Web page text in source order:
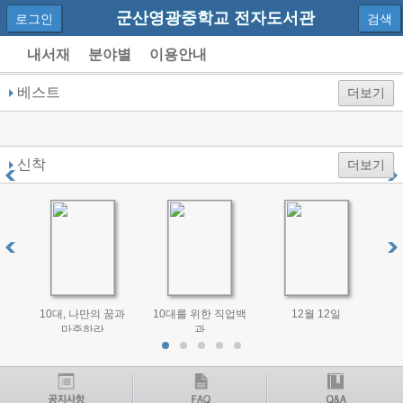
군산영광중학교 전자도서관
로그인 검색
내서재 분야별 이용안내
베스트 더보기
신착 더보기
10대, 나만의 꿈과
마주하라
10대를 위한 직업백
과
12월 12일